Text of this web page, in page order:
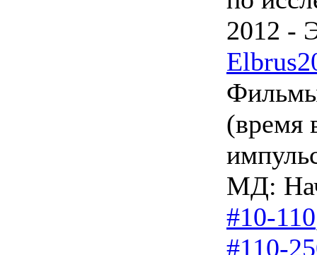
2012 -
(время
МД:
#10-110
#110-